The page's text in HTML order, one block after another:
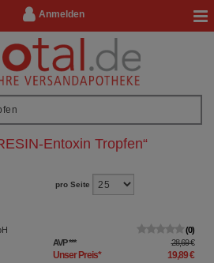
Anmelden
Entoxin Tropfen“
pro Seite
0
AVP*** 28,69 €
Unser Preis* 19,89 €